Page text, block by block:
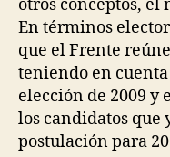
otros conceptos,
En términos
que el Frente
teniendo en
elección de 2009 y
los candidatos que
postulación para